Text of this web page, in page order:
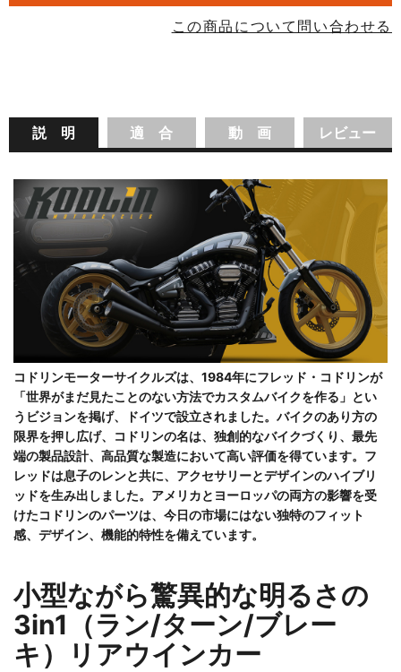
この商品について問い合わせる
説 明 適 合 動 画 レビュー
コドリンモーターサイクルズは、1984年にフレッド・コドリンが
「世界がまだ見たことのない方法でカスタムバイクを作る」とい
うビジョンを掲げ、ドイツで設立されました。バイクのあり方の
限界を押し広げ、コドリンの名は、独創的なバイクづくり、最先
端の製品設計、高品質な製造において高い評価を得ています。フ
レッドは息子のレンと共に、アクセサリーとデザインのハイブリ
ッドを生み出しました。アメリカとヨーロッパの両方の影響を受
けたコドリンのパーツは、今日の市場にはない独特のフィット
感、デザイン、機能的特性を備えています。
小型ながら驚異的な明るさの
3in1（ラン/ターン/ブレー
キ）リアウインカー